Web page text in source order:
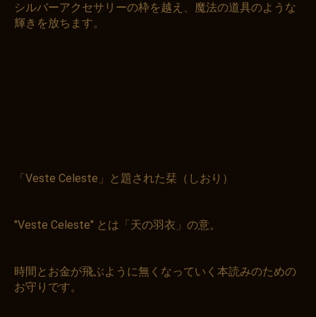
シルバーアクセサリーの枠を越え、魔法の道具のような
輝きを放ちます。
「Veste Celeste」と題された栞（しおり）
"Veste Celeste" とは「天の羽衣」の意。
時間とお金が飛ぶように無くなっていく本読みのための
お守りです。